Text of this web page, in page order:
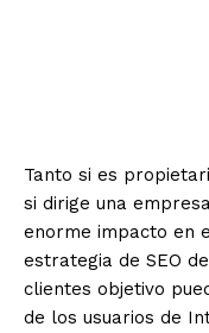
Tanto si es
si dirige una
enorme impacto en
estrategia de SEO
clientes objetivo
de los usuarios de